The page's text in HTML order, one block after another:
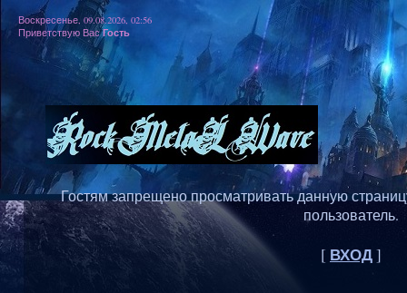
Воскресенье, 09.08.2026, 02:56
Приветствую Вас Гость
Гостям запрещено просматривать данную
пользователь.
[ ВХОД]